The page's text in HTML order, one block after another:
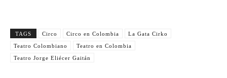
i
d
o
l
TAGS Circo Circo en Colombia
La Gata Cirko
Teatro Colombiano
Teatro en Colombia
Teatro Jorge Eliécer Gaitán